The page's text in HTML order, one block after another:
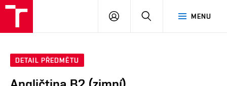
MENU
PŘIHLÁSIT
DETAIL PŘEDMĚTU